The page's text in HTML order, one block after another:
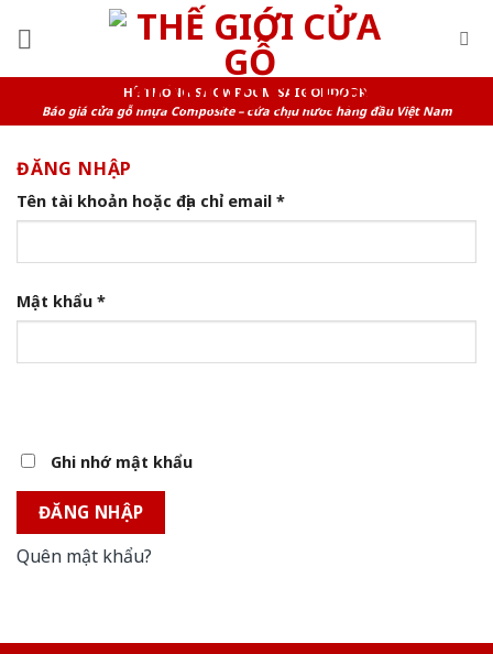
HỆ THỐNG SHOWROOM SAIGONDOOR
Báo giá cửa gỗ nhựa Composite – cửa chịu nước hàng đầu Việt Nam
ĐĂNG NHẬP
Tên tài khoản hoặc địa chỉ email *
Mật khẩu *
Ghi nhớ mật khẩu
ĐĂNG NHẬP
Quên mật khẩu?